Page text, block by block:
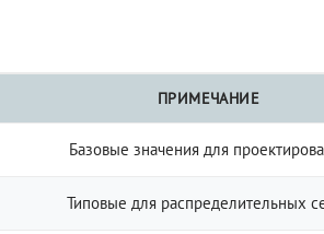
ПРИМЕЧАНИЕ
Базовые значения для
Типовые для распределительных